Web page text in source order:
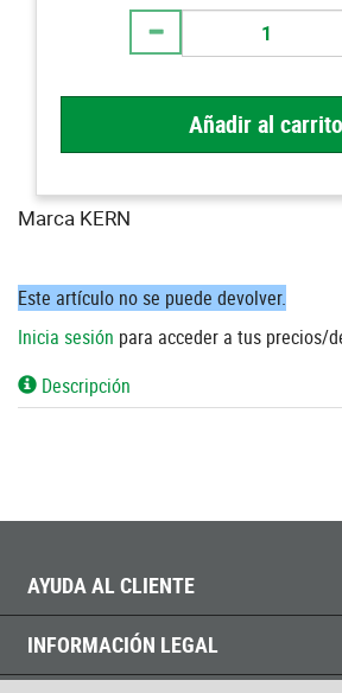
Añadir al carrito
Marca KERN
Este artículo no se puede devolver.
Inicia sesión para acceder a tus precios/
Descripción
AYUDA AL CLIENTE
INFORMACIÓN LEGAL